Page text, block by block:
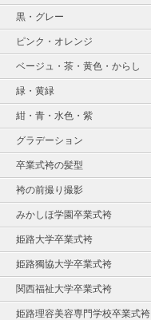
黒・グレー
ピンク・オレンジ
ベージュ・茶・黄色・からし
緑・黄緑
紺・青・水色・紫
グラデーション
卒業式袴の髪型
袴の前撮り撮影
みかしほ学園卒業式袴
姫路大学卒業式袴
姫路獨協大学卒業式袴
関西福祉大学卒業式袴
姫路理容美容専門学校卒業式袴